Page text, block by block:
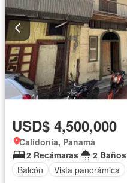
USD$ 4,500,000
Calidonia, Panamá
2 Recámaras
2 Baños
Balcón
Vista panorámica